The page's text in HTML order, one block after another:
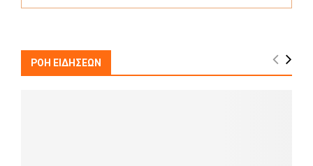
f
A
ΡΟΗ ΕΙΔΗΣΕΩΝ